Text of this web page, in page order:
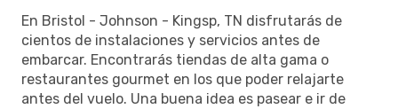
En Bristol - Johnson - Kingsp, TN disfrutarás de
cientos de instalaciones y servicios antes de
embarcar. Encontrarás tiendas de alta gama o
restaurantes gourmet en los que poder relajarte
antes del vuelo. Una buena idea es pasear e ir de